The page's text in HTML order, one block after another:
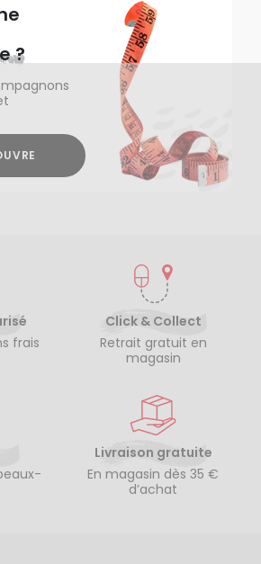
?
frais
Click & Collect
Retrait gratuit en
magasin
Livraison gratuite
En magasin dès 35 €
d’achat